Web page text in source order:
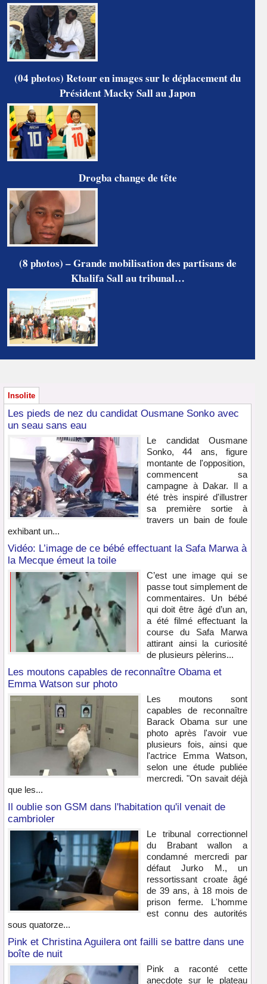
(04 photos) Retour en images sur le déplacement du
Président Macky Sall au Japon
Drogba change de tête
(8 photos) – Grande mobilisation des partisans de
Khalifa Sall au tribunal…
Insolite
Les pieds de nez du candidat Ousmane Sonko avec
un seau sans eau
Le candidat Ousmane
Sonko, 44 ans, figure
montante de l'opposition,
commencent sa
campagne à Dakar. Il a
été très inspiré d'illustrer
sa première sortie à
travers un bain de foule
exhibant un...
Vidéo: L’image de ce bébé effectuant la Safa Marwa à
la Mecque émeut la toile
C’est une image qui se
passe tout simplement de
commentaires. Un bébé
qui doit être âgé d’un an,
a été filmé effectuant la
course du Safa Marwa
attirant ainsi la curiosité
de plusieurs pèlerins...
Les moutons capables de reconnaître Obama et
Emma Watson sur photo
Les moutons sont
capables de reconnaître
Barack Obama sur une
photo après l'avoir vue
plusieurs fois, ainsi que
l'actrice Emma Watson,
selon une étude publiée
mercredi. "On savait déjà
que les...
Il oublie son GSM dans l'habitation qu'il venait de
cambrioler
Le tribunal correctionnel
du Brabant wallon a
condamné mercredi par
défaut Jurko M., un
ressortissant croate âgé
de 39 ans, à 18 mois de
prison ferme. L'homme
est connu des autorités
sous quatorze...
Pink et Christina Aguilera ont failli se battre dans une
boîte de nuit
Pink a raconté cette
anecdote sur le plateau